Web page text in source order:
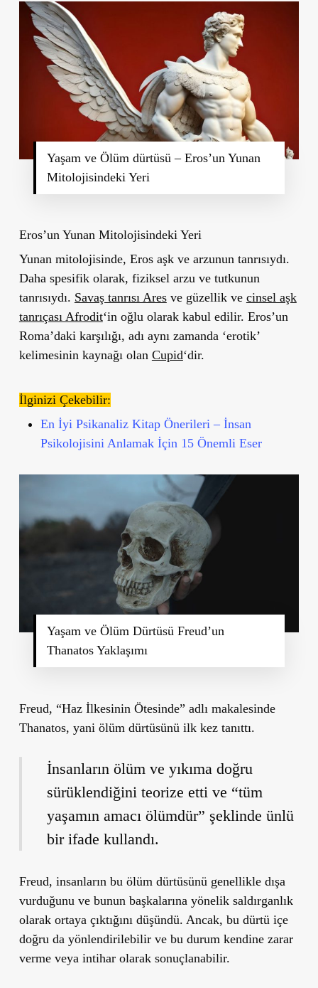
Yaşam ve Ölüm dürtüsü – Eros’un Yunan
Mitolojisindeki Yeri
Eros’un Yunan Mitolojisindeki Yeri
Yunan mitolojisinde, Eros aşk ve arzunun tanrısıydı.
Daha spesifik olarak, fiziksel arzu ve tutkunun
tanrısıydı. Savaş tanrısı Aresve güzellik ve cinsel aşk
tanrıçası Afrodit‘in oğlu olarak kabul edilir. Eros’un
Roma’daki karşılığı, adı aynı zamanda ‘erotik’
kelimesinin kaynağı olan Cupid‘dir.
İlginizi Çekebilir:
En İyi Psikanaliz Kitap Önerileri – İnsan
Psikolojisini Anlamak İçin 15 Önemli Eser
Yaşam ve Ölüm Dürtüsü Freud’un
Thanatos Yaklaşımı
Freud, “Haz İlkesinin Ötesinde” adlı makalesinde
Thanatos, yani ölüm dürtüsünü ilk kez tanıttı.
İnsanların ölüm ve yıkıma doğru
sürüklendiğini teorize etti ve “tüm
yaşamın amacı ölümdür” şeklinde ünlü
bir ifade kullandı.
Freud, insanların bu ölüm dürtüsünü genellikle dışa
vurduğunu ve bunun başkalarına yönelik saldırganlık
olarak ortaya çıktığını düşündü. Ancak, bu dürtü içe
doğru da yönlendirilebilir ve bu durum kendine zarar
verme veya intihar olarak sonuçlanabilir.